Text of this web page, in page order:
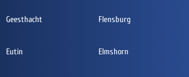
Geesthacht Flensburg
Eutin Elmshorn